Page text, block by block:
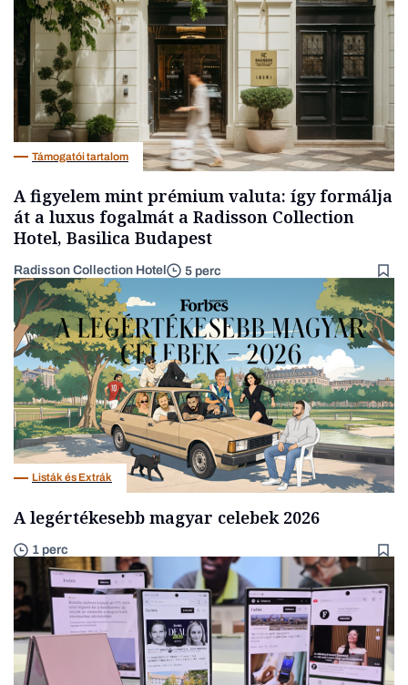
Támogatói tartalom
A figyelem mint prémium valuta: így formálja
át a luxus fogalmát a Radisson Collection
Hotel, Basilica Budapest
Radisson Collection Hotel 5 perc
Listák és Extrák
A legértékesebb magyar celebek 2026
1 perc